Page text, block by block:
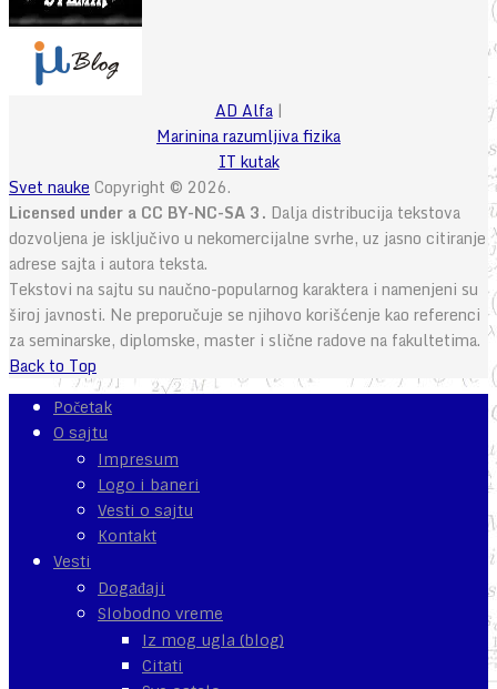
AD Alfa|
Marinina razumljiva fizika
IT kutak
Svet nauke Copyright © 2026.
Licensed under a CC BY-NC-SA 3. Dalja distribucija tekstova
dozvoljena je isključivo u nekomercijalne svrhe, uz jasno citiranje
adrese sajta i autora teksta.
Tekstovi na sajtu su naučno-popularnog karaktera i namenjeni su
široj javnosti. Ne preporučuje se njihovo korišćenje kao referenci
za seminarske, diplomske, master i slične radove na fakultetima.
Back to Top
Početak
O sajtu
Impresum
Logo i baneri
Vesti o sajtu
Kontakt
Vesti
Događaji
Slobodno vreme
Iz mog ugla (blog)
Citati